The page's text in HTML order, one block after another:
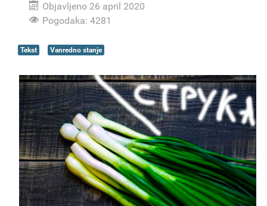
Objavljeno 26 april 2020
Pogodaka: 4281
Tekst Vanredno stanje